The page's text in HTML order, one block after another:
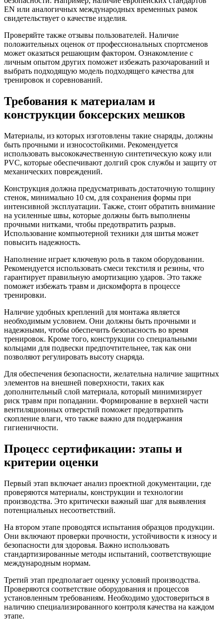
EN или аналогичных международных временных рамок
свидетельствует о качестве изделия.
Проверяйте также отзывы пользователей. Наличие
положительных оценок от профессиональных спортсменов
может оказаться решающим фактором. Ознакомление с
личным опытом других поможет избежать разочарований и
выбрать подходящую модель подходящего качества для
тренировок и соревнований.
Требования к материалам и
конструкции боксерских мешков
Материалы, из которых изготовлены такие снаряды, должны
быть прочными и износостойкими. Рекомендуется
использовать высококачественную синтетическую кожу или
PVC, которые обеспечивают долгий срок службы и защиту от
механических повреждений.
Конструкция должна предусматривать достаточную толщину
стенок, минимально 10 см, для сохранения формы при
интенсивной эксплуатации. Также, стоит обратить внимание
на усиленные швы, которые должны быть выполнены
прочными нитками, чтобы предотвратить разрыв.
Использование компьютерной техники для шитья может
повысить надежность.
Наполнение играет ключевую роль в таком оборудовании.
Рекомендуется использовать смеси текстиля и резины, что
гарантирует правильную амортизацию ударов. Это также
поможет избежать травм и дискомфорта в процессе
тренировки.
Наличие удобных креплений для монтажа является
необходимым условием. Они должны быть прочными и
надежными, чтобы обеспечить безопасность во время
тренировок. Кроме того, конструкции со специальными
кольцами для подвески предпочтительнее, так как они
позволяют регулировать высоту снаряда.
Для обеспечения безопасности, желательна наличие защитных
элементов на внешней поверхности, таких как
дополнительный слой материала, который минимизирует
риск травм при попадании. Формирование в верхней части
вентиляционных отверстий поможет предотвратить
скопление влаги, что также важно для поддержания
гигиеничности.
Процесс сертификации: этапы и
критерии оценки
Первый этап включает анализ проектной документации, где
проверяются материалы, конструкции и технологии
производства. Это критически важный шаг для выявления
потенциальных несоответствий.
На втором этапе проводятся испытания образцов продукции.
Они включают проверки прочности, устойчивости к износу и
безопасности для здоровья. Важно использовать
стандартизированные методы испытаний, соответствующие
международным нормам.
Третий этап предполагает оценку условий производства.
Проверяются соответствие оборудования и процессов
установленным требованиям. Необходимо удостовериться в
наличию специализированного контроля качества на каждом
этапе.